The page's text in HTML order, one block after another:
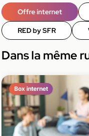
Offre internet
RED by SFR
Dans la même
Box internet